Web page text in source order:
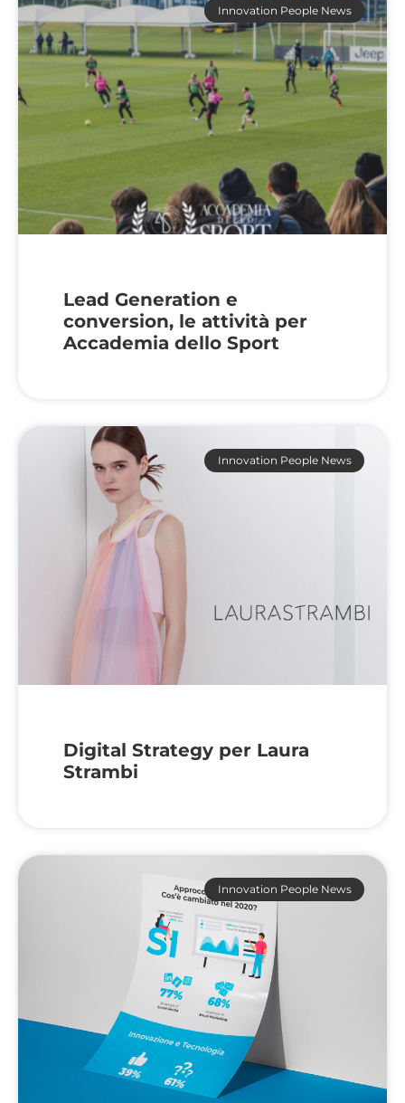
Innovation People News
Lead Generation e
conversion, le attività per
Accademia dello Sport
Innovation People News
Digital Strategy per Laura
Strambi
Innovation People News